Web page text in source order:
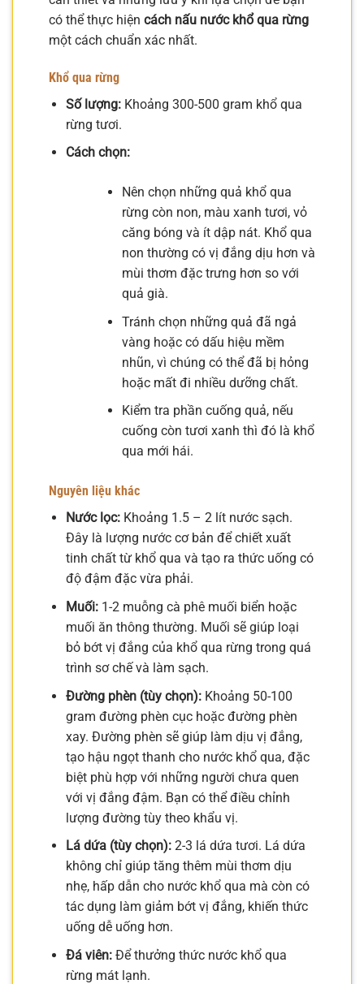
có thể thực hiện cách nấu nước khổ qua rừng
một cách chuẩn xác nhất.
Khổ qua rừng
Số lượng:Khoảng 300-500 gram khổ qua
rừng tươi.
Cách chọn:
Nên chọn những quả khổ qua
rừng còn non, màu xanh tươi, vỏ
căng bóng và ít dập nát. Khổ qua
non thường có vị đắng dịu hơn và
mùi thơm đặc trưng hơn so với
quả già.
Tránh chọn những quả đã ngả
vàng hoặc có dấu hiệu mềm
nhũn, vì chúng có thể đã bị hỏng
hoặc mất đi nhiều dưỡng chất.
Kiểm tra phần cuống quả, nếu
cuống còn tươi xanh thì đó là khổ
qua mới hái.
Nguyên liệu khác
Nước lọc:Khoảng 1.5 – 2 lít nước sạch.
Đây là lượng nước cơ bản để chiết xuất
tinh chất từ khổ qua và tạo ra thức uống có
độ đậm đặc vừa phải.
Muối:1-2 muỗng cà phê muối biển hoặc
muối ăn thông thường. Muối sẽ giúp loại
bỏ bớt vị đắng của khổ qua rừng trong quá
trình sơ chế và làm sạch.
Đường phèn (tùy chọn):Khoảng 50-100
gram đường phèn cục hoặc đường phèn
xay. Đường phèn sẽ giúp làm dịu vị đắng,
tạo hậu ngọt thanh cho nước khổ qua, đặc
biệt phù hợp với những người chưa quen
với vị đắng đậm. Bạn có thể điều chỉnh
lượng đường tùy theo khẩu vị.
Lá dứa (tùy chọn):2-3 lá dứa tươi. Lá dứa
không chỉ giúp tăng thêm mùi thơm dịu
nhẹ, hấp dẫn cho nước khổ qua mà còn có
tác dụng làm giảm bớt vị đắng, khiến thức
uống dễ uống hơn.
Đá viên:Để thưởng thức nước khổ qua
rừng mát lạnh.